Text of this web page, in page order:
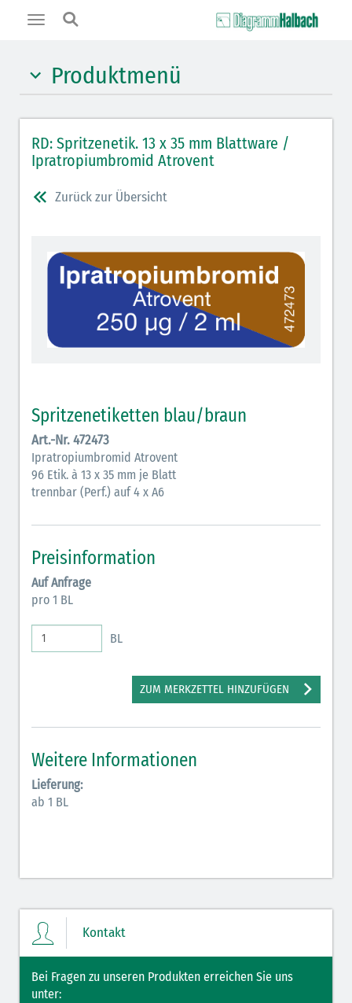
Toggle
Produktmenü
Benzodiazepine (orange)
Benzodiazepin-Antagonisten (orange schraffiert)
Muskelrelaxantien (rot weißer Kopfbalken)
Opiate/Opioide (hellblau)
Opioid-Antagonisten (hellblau schraffiert)
Lokalanästhetika (grau)
schraffiert)
Anticholinergika (hellgrün)
Cholinergika (hellgrün schraffiert)
Rahmen)
Bronchodilatatoren (blau-braun)
Antikonvulsiva (grau-lila)
Inodilatatoren (rot-grün)
Elektrolyte (grün-pink)
Elektrolyte Kalium (grün-blau)
Elektrolyte NaCl (grün)
RD: Spritzenetik. 13 x 35 mm Blattware /
Ipratropiumbromid Atrovent
Zurück zur Übersicht
Spritzenetiketten blau/braun
Art.-Nr. 472473
Ipratropiumbromid Atrovent
96 Etik. à 13 x 35 mm je Blatt
trennbar (Perf.) auf 4 x A6
Preisinformation
Auf Anfrage
pro 1 BL
BL
ZUM MERKZETTEL HINZUFÜGEN
Weitere Informationen
Lieferung:
ab 1 BL
Kontakt
Bei Fragen zu unseren Produkten erreichen Sie uns
unter: